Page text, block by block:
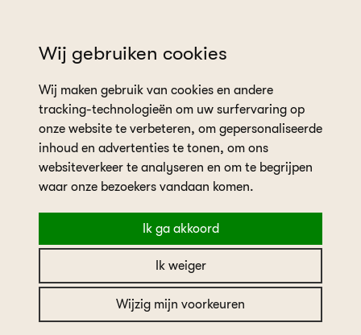
Wij gebruiken cookies
Wij maken gebruik van cookies en andere
tracking-technologieën om uw surfervaring op
onze website te verbeteren, om gepersonaliseerde
inhoud en advertenties te tonen, om ons
websiteverkeer te analyseren en om te begrijpen
waar onze bezoekers vandaan komen.
Ik ga akkoord
Ik weiger
Wijzig mijn voorkeuren
collectie